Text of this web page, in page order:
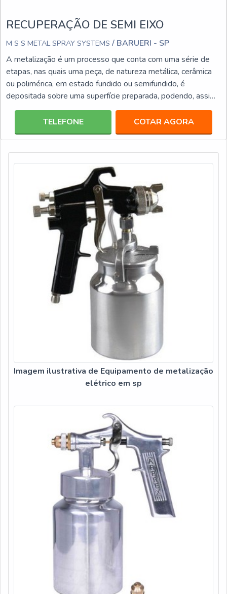
RECUPERAÇÃO DE SEMI EIXO
M S S METAL SPRAY SYSTEMS / BARUERI - SP
A metalização é um processo que conta com uma série de
etapas, nas quais uma peça, de natureza metálica, cerâmica
ou polimérica, em estado fundido ou semifundido, é
depositada sobre uma superfície preparada, podendo, assim,
formar um depósito. Para a efetivação deste processo, é
necessária a utilização de ligas, que são divididas em duas
categorias distintas: a frio ou quente. No processo de
recomendado para peças nas quais o aquecimento pode g
TELEFONE COTAR AGORA
Imagem ilustrativa de Equipamento de metalização
elétrico em sp